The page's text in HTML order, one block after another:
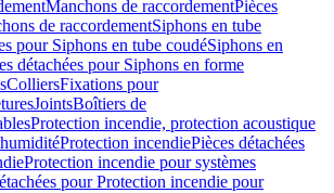
Manchons de raccordementPièces
de raccordementSiphons en tube
pour Siphons en tube coudéSiphons en
détachées pour Siphons en forme
ColliersFixations pour
JointsBoîtiers de
Protection incendie, protection acoustique
Protection incendiePièces détachées
Protection incendie pour systèmes
pour Protection incendie pour